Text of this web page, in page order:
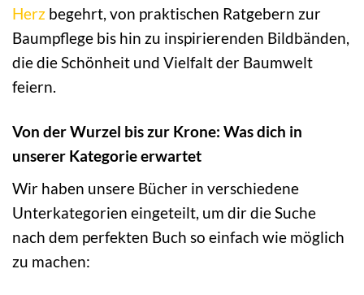
Herz begehrt, von praktischen Ratgebern zur
Baumpflege bis hin zu inspirierenden Bildbänden,
die die Schönheit und Vielfalt der Baumwelt
feiern.
Von der Wurzel bis zur Krone: Was dich in
unserer Kategorie erwartet
Wir haben unsere Bücher in verschiedene
Unterkategorien eingeteilt, um dir die Suche
nach dem perfekten Buch so einfach wie möglich
zu machen: